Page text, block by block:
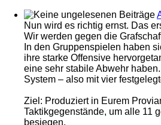
Nun wird es richtig ernst. Das
Wir werden gegen die
In den Gruppenspielen haben
ihre starke Offensive
eine sehr stabile Abwehr
System – also mit vier
Ziel: Produziert in Eurem
Taktikgegenstände, um alle 11
besiegen.